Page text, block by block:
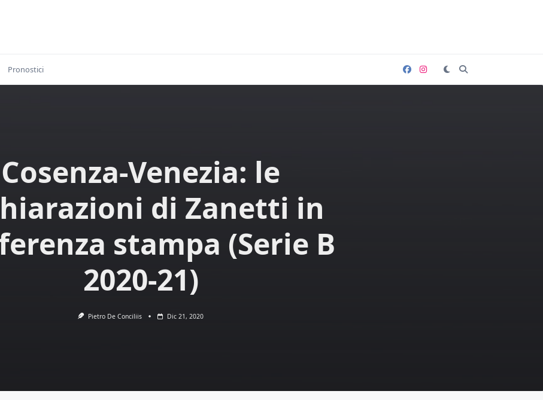
Pronostici
Cosenza-Venezia: le
di Zanetti in
stampa (Serie B
2020-21)
Pietro De Conciliis Dic 21, 2020